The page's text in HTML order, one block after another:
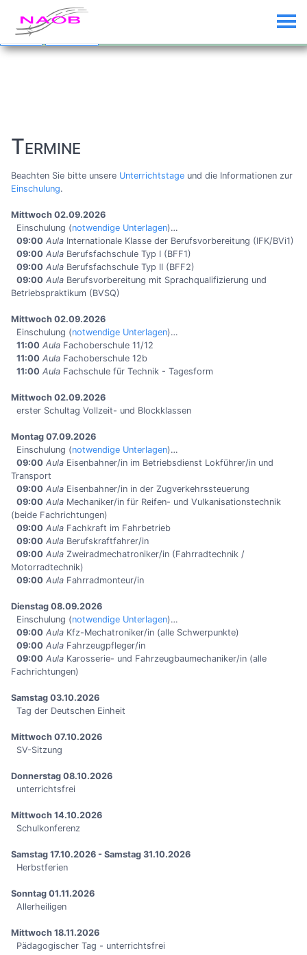
Custom Text added by the
remove)
Dismiss
Termine
Beachten Sie bitte unsere Unterrichtstage und die Informationen zur
Einschulung.
Mittwoch 02.09.2026
Einschulung (notwendige Unterlagen)…
09:00 Aula Internationale Klasse der Berufsvorbereitung (IFK/BVi1)
09:00 Aula Berufsfachschule Typ I (BFF1)
09:00 Aula Berufsfachschule Typ II (BFF2)
09:00 Aula Berufs­vor­be­rei­tung mit Sprach­qualifi­zierung und
Betriebs­praktikum (BVSQ)
Mittwoch 02.09.2026
Einschulung (notwendige Unterlagen)…
11:00 Aula Fachoberschule 11/12
11:00 Aula Fachoberschule 12b
11:00 Aula Fachschule für Technik - Tagesform
Mittwoch 02.09.2026
erster Schultag Vollzeit- und Blockklassen
Montag 07.09.2026
Einschulung (notwendige Unterlagen)…
09:00 Aula Eisenbahner/in im Betriebsdienst Lokführer/in und
Transport
09:00 Aula Eisenbahner/in in der Zugverkehrssteuerung
09:00 Aula Mechaniker/in für Reifen- und Vulkanisationstechnik
(beide Fachrichtungen)
09:00 Aula Fachkraft im Fahrbetrieb
09:00 Aula Berufskraftfahrer/in
09:00 Aula Zweiradmechatroniker/in (Fahrradtechnik /
Motorradtechnik)
09:00 Aula Fahrradmonteur/in
Dienstag 08.09.2026
Einschulung (notwendige Unterlagen)…
09:00 Aula Kfz-Mechatroniker/in (alle Schwerpunkte)
09:00 Aula Fahrzeugpfleger/in
09:00 Aula Karosserie- und Fahrzeugbaumechaniker/in (alle
Fachrichtungen)
Samstag 03.10.2026
Tag der Deutschen Einheit
Mittwoch 07.10.2026
SV-Sitzung
Donnerstag 08.10.2026
unterrichtsfrei
Mittwoch 14.10.2026
Schulkonferenz
Samstag 17.10.2026 - Samstag 31.10.2026
Herbstferien
Sonntag 01.11.2026
Allerheiligen
Mittwoch 18.11.2026
Pädagogischer Tag - unterrichtsfrei